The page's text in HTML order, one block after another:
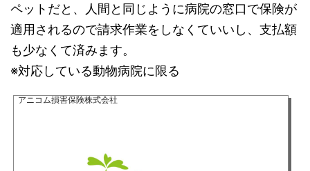
ペットだと、人間と同じように病院の窓口で保険が
適用されるので請求作業をしなくていいし、支払額
も少なくて済みます。
※対応している動物病院に限る
アニコム損害保険株式会社